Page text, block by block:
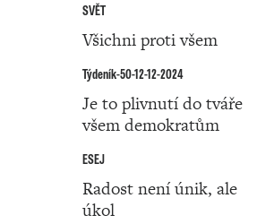
SVĚT
Všichni proti všem
Týdeník-50-12-12-2024
Je to plivnutí do tváře
všem demokratům
ESEJ
Radost není únik, ale
úkol